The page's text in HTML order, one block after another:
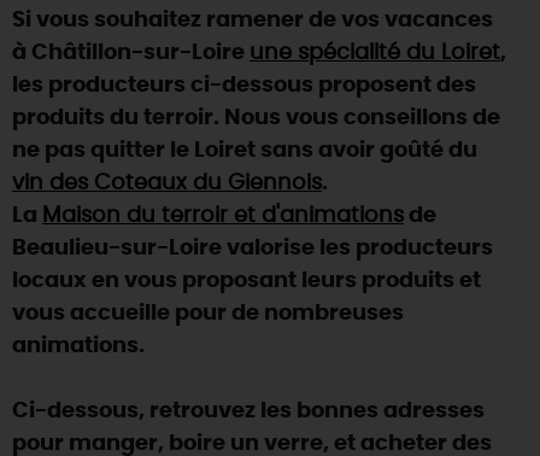
Programme des animations "Loiret au fil de l'eau"
Où sortir ?
AUJOURD'HUI
CE WEEK-END
Si vous souhaitez ramener de vos vacances
à Châtillon-sur-Loire une spécialité du Loiret,
les producteurs ci-dessous proposent des
produits du terroir. Nous vous conseillons de
ne pas quitter le Loiret sans avoir goûté du
vin des Coteaux du Giennois.
La Maison du terroir et d'animations de
Beaulieu-sur-Loire valorise les producteurs
locaux en vous proposant leurs produits et
vous accueille pour de nombreuses
animations.
Ci-dessous, retrouvez les bonnes adresses
pour manger, boire un verre, et acheter des